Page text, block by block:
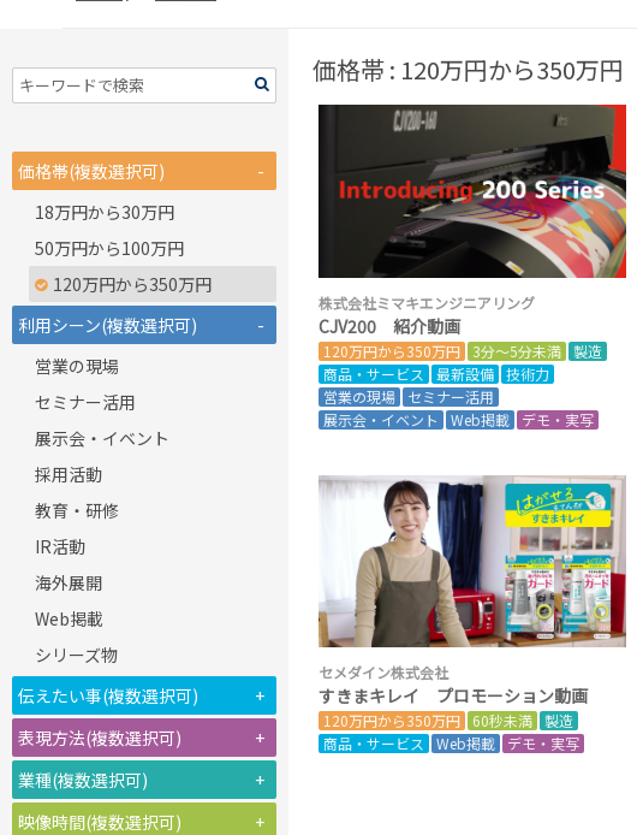
価格帯(複数選択可)
-
18万円から30万円
50万円から100万円
120万円から350万円
利用シーン(複数選択可)
-
営業の現場
セミナー活用
展示会・イベント
採用活動
教育・研修
IR活動
海外展開
Web掲載
シリーズ物
伝えたい事(複数選択可)
+
表現方法(複数選択可)
+
業種(複数選択可)
+
映像時間(複数選択可)
+
価格帯 : 120万円から350万円
株式会社ミマキエンジニアリング
CJV200 紹介動画
120万円から350万円 3分～5分未満
製造
商品・サービス
最新設備
技術力
営業の現場
セミナー活用
展示会・イベント
Web掲載 デモ・実写
セメダイン株式会社
すきまキレイ プロモーション動画
120万円から350万円 60秒未満
製造
商品・サービス
Web掲載 デモ・実写